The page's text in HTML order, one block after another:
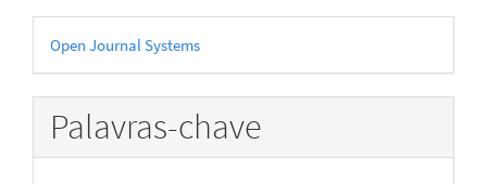
Desenvolvido
por
Open Journal Systems
Palavras-chave